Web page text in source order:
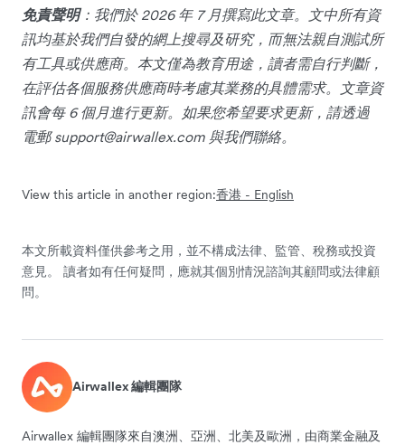
免責聲明：我們於 2026 年 7 月撰寫此文章。文中所有資
訊均基於我們自發的網上搜尋及研究，而無法親自測試所
有工具或供應商。本文僅為教育用途，讀者需自行判斷，
在評估各個服務供應商時考慮其業務的具體需求。文章資
訊會每 6 個月進行更新。如果您希望要求更新，請透過
電郵support@airwallex.com 與我們聯絡。
View this article in another region:香港 - English
本文所載資料僅供參考之用，並不構成法律、監管、稅務或投資
意見。 讀者如有任何疑問，應就其個別情況諮詢其顧問或法律顧
問。
Airwallex 編輯團隊
Airwallex 編輯團隊來自澳洲、亞洲、北美及歐洲，由商業金融及